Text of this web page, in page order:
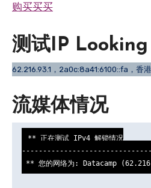
购买买买
测试IP
62.216.93.1，2a0c:8a41:6100::fa，香港
流媒体情况
** 正在测试 IPv4 解锁情况
** 您的网络为: Datacamp